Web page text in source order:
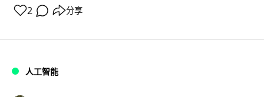
2 分享
人工智能